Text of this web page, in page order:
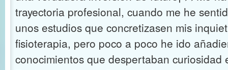
trayectoria profesional, cuando me he
unos estudios que concretizasen mis
fisioterapia, pero poco a poco he ido
conocimientos que despertaban curiosidad